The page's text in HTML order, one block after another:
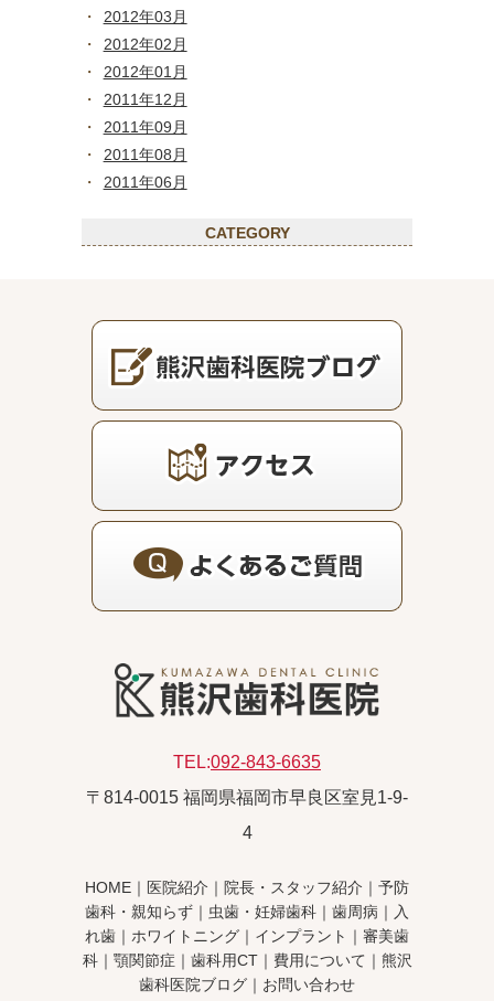
2012年03月
2012年02月
2012年01月
2011年12月
2011年09月
2011年08月
2011年06月
CATEGORY
TEL:092-843-6635
〒814-0015 福岡県福岡市早良区室見1-9-
4
HOME ｜ 医院紹介 ｜ 院長・スタッフ紹介 ｜ 予防
歯科・親知らず ｜ 虫歯・妊婦歯科 ｜ 歯周病 ｜ 入
れ歯 ｜ ホワイトニング ｜ インプラント ｜ 審美歯
科｜ 顎関節症 ｜ 歯科用CT｜ 費用について ｜ 熊沢
歯科医院ブログ ｜ お問い合わせ